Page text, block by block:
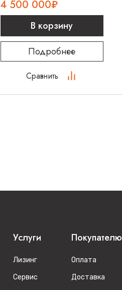
4 500 000₽
В корзину
Подробнее
Сравнить
Услуги
Лизинг
Сервис
Покупателю
Оплата
Доставка